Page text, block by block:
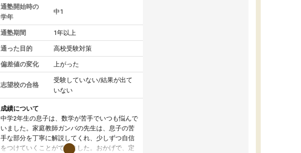
通塾開始時の
学年
中1
通塾期間 1年以上
通った目的 高校受験対策
偏差値の変化 上がった
志望校の合格
受験していない/結果が出て
いない
成績について
中学2年生の息子は、数学が苦手でいつも悩んで
いました。家庭教師ガンバの先生は、息子の苦
手な部分を丁寧に解説してくれ、少しずつ自信
をつけていくことができました。おかげで、定